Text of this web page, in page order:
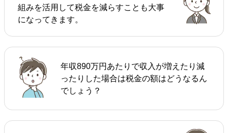
組みを活用して税金を減らすことも大事
になってきます。
年収890万円あたりで収入が増えたり減
ったりした場合は税金の額はどうなるん
でしょう？